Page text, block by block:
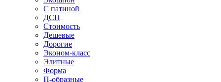
С патиной
ДСП
Стоимость
Дешевые
Дорогие
Эконом-класс
Элитные
Форма
П-образные